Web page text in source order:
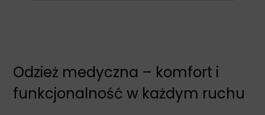
Odzież medyczna – komfort i
funkcjonalność w każdym ruchu